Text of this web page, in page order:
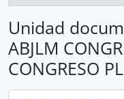
Unidad
ABJLM
CONGRESO